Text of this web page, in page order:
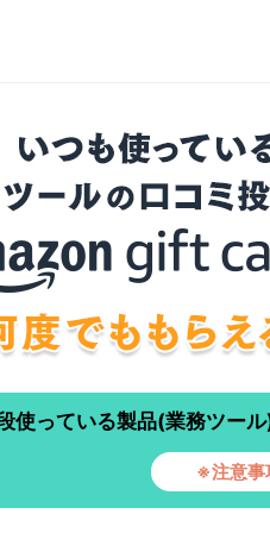
使っている製品(業務ツー
※注意事